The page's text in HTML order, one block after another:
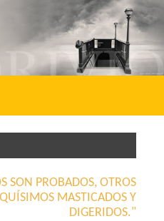
SON PROBADOS, OTROS
MASTICADOS Y
DIGERIDOS."